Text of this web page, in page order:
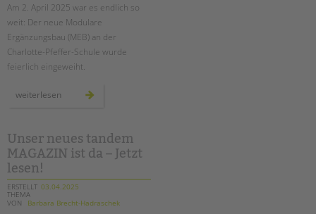
Am 2. April 2025 war es endlich so
weit: Der neue Modulare
Ergänzungsbau (MEB) an der
Charlotte-Pfeffer-Schule wurde
feierlich eingeweiht.
weiterlesen
modularer
charlotte-
pfeffer-
schule
feierlich
Unser neues tandem
MAGAZIN ist da – Jetzt
lesen!
ERSTELLT 03.04.2025
THEMA
VON
Barbara Brecht-Hadraschek